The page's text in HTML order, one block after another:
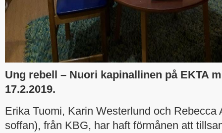
Ung rebell – Nuori kapinallinen på EKTA
17.2.2019.
Erika Tuomi, Karin Westerlund och Rebecca
soffan), från KBG, har haft förmånen att